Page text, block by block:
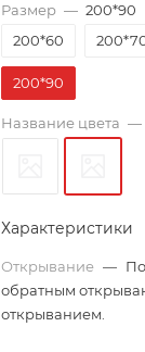
Размер — 200*90
200*60
200*90
Название цвета —
Характеристики
Открывание —
обратным
открыванием.